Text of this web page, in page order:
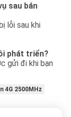
sau bán
lỗi sau khi
phát triển?
gửi đi khi bạn
4G 2500MHz